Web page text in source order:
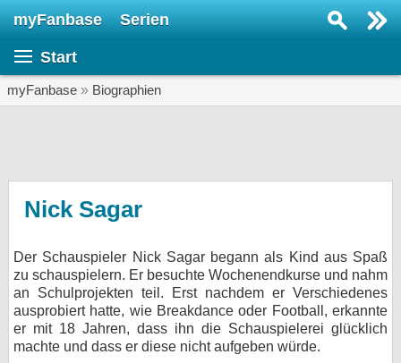
myFanbase Serien
Start
myFanbase » Biographien
Nick Sagar
Der Schauspieler Nick Sagar begann als Kind aus Spaß
zu schauspielern. Er besuchte Wochenendkurse und nahm
an Schulprojekten teil. Erst nachdem er Verschiedenes
ausprobiert hatte, wie Breakdance oder Football, erkannte
er mit 18 Jahren, dass ihn die Schauspielerei glücklich
machte und dass er diese nicht aufgeben würde.
KULTUR
Specials
SERVICE
Gewinnspiele